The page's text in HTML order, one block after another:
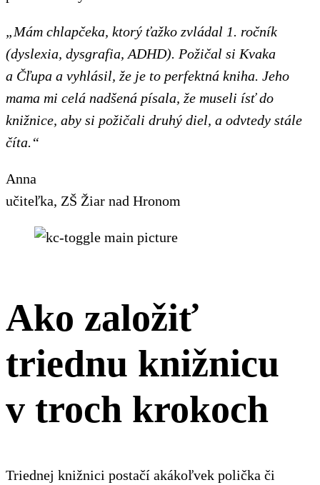
„Mám chlapčeka, ktorý ťažko zvládal 1. ročník
(dyslexia, dysgrafia, ADHD). Požičal si Kvaka
a Čľupa a vyhlásil, že je to perfektná kniha. Jeho
mama mi celá nadšená písala, že museli ísť do
knižnice, aby si požičali druhý diel, a odvtedy stále
číta.“
Anna
učiteľka, ZŠ Žiar nad Hronom
Ako založiť
triednu knižnicu
v troch krokoch
Triednej knižnici postačí akákoľvek polička či